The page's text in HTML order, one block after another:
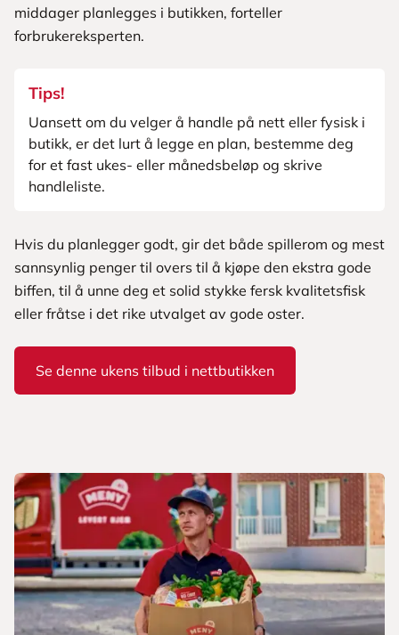
middager planlegges i butikken, forteller
forbrukereksperten.
Tips!
Uansett om du velger å handle på nett eller fysisk i
butikk, er det lurt å legge en plan, bestemme deg
for et fast ukes- eller månedsbeløp og skrive
handleliste.
Hvis du planlegger godt, gir det både spillerom og mest
sannsynlig penger til overs til å kjøpe den ekstra gode
biffen, til å unne deg et solid stykke fersk kvalitetsfisk
eller fråtse i det rike utvalget av gode oster.
Se denne ukens tilbud i nettbutikken